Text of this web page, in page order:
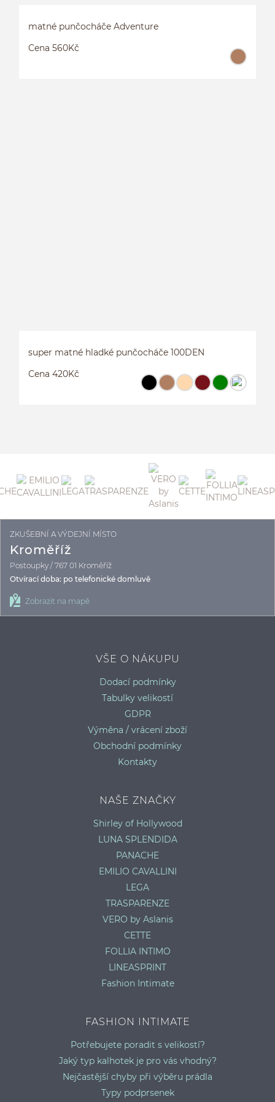
matné punčocháče Adventure
Cena 560Kč
super matné hladké punčocháče 100DEN
Cena 420Kč
ZKUŠEBNÍ A VÝDEJNÍ MÍSTO
Kroměříž
Postoupky / 767 01 Kroměříž
Otvírací doba: po telefonické domluvě
Zobrazit na mapě
VŠE O NÁKUPU
Dodací podmínky
Tabulky velikostí
GDPR
Výměna / vrácení zboží
Obchodní podmínky
Kontakty
NAŠE ZNAČKY
Shirley of Hollywood
LUNA SPLENDIDA
PANACHE
EMILIO CAVALLINI
LEGA
TRASPARENZE
VERO by Aslanis
CETTE
FOLLIA INTIMO
LINEASPRINT
Fashion Intimate
FASHION INTIMATE
Potřebujete poradit s velikostí?
Jaký typ kalhotek je pro vás vhodný?
Nejčastější chyby při výběru prádla
Typy podprsenek